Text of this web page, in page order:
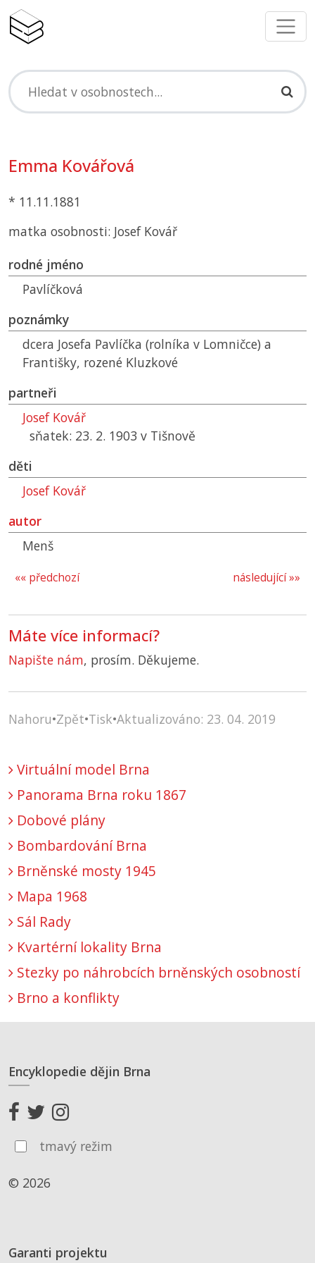
Emma Kovářová
* 11.11.1881
matka osobnosti: Josef Kovář
rodné jméno
Pavlíčková
poznámky
dcera Josefa Pavlíčka (rolníka v Lomničce) a
Františky, rozené Kluzkové
partneři
Josef Kovář
sňatek: 23. 2. 1903 v Tišnově
děti
Josef Kovář
autor
Menš
následující »»
«« předchozí
Máte více informací?
Napište nám, prosím. Děkujeme.
Nahoru•Zpět•Tisk•Aktualizováno: 23. 04. 2019
Virtuální model Brna
Panorama Brna roku 1867
Dobové plány
Bombardování Brna
Brněnské mosty 1945
Mapa 1968
Sál Rady
Kvartérní lokality Brna
Stezky po náhrobcích brněnských osobností
Brno a konflikty
Encyklopedie dějin Brna
tmavý režim
© 2026
Garanti projektu